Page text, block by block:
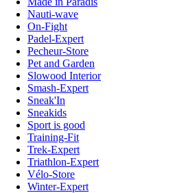
Nauti-wave
On-Fight
Padel-Expert
Pecheur-Store
Pet and Garden
Slowood Interior
Smash-Expert
Sneak'In
Sneakids
Sport is good
Training-Fit
Trek-Expert
Triathlon-Expert
Vélo-Store
Winter-Expert